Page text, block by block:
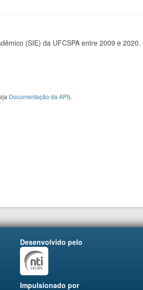
(SIE) da UFCSPA entre 2009 e 2020.
Documentação da API).
Desenvolvido pelo
Impulsionado por